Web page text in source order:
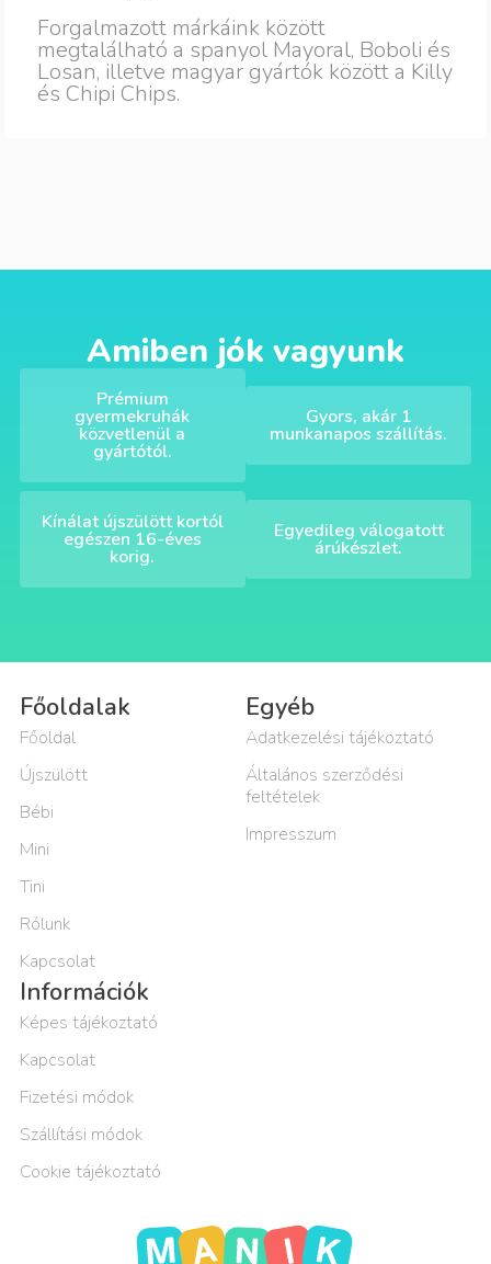
Forgalmazott márkáink között
megtalálható a spanyol Mayoral, Boboli és
Losan, illetve magyar gyártók között a Killy
és Chipi Chips.
Amiben jók vagyunk
Prémium
gyermekruhák
közvetlenül a
gyártótól.
Gyors, akár 1
munkanapos szállítás.
Kínálat újszülött kortól
egészen 16-éves
korig.
Egyedileg válogatott
árúkészlet.
Főoldalak
Főoldal
Újszülött
Bébi
Mini
Tini
Rólunk
Kapcsolat
Egyéb
Adatkezelési tájékoztató
Általános szerződési
feltételek
Impresszum
Információk
Képes tájékoztató
Kapcsolat
Fizetési módok
Szállítási módok
Cookie tájékoztató